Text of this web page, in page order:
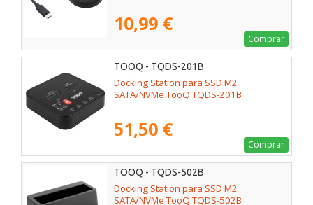
10,99 €
Comprar
TOOQ - TQDS-201B
Docking Station para SSD M2
SATA/NVMe TooQ TQDS-201B
51,50 €
Comprar
TOOQ - TQDS-502B
Docking Station para SSD M2
SATA/NVMe TooQ TQDS-502B